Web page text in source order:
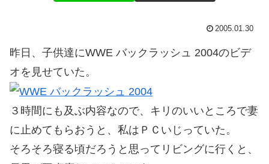
2005.01.30
昨日、子供達にWWE バックラッシュ 2004のビデ
オを見せていた。
３時間にも及ぶ内容なので、キリのいいところで妻
に止めてもらおうと、私はＰＣいじっていた。
そろそろ寝る頃だろうと思ってリビングに行くと、